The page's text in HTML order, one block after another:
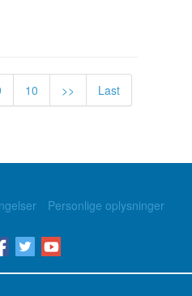
10 >> Last
Personlige oplysninger